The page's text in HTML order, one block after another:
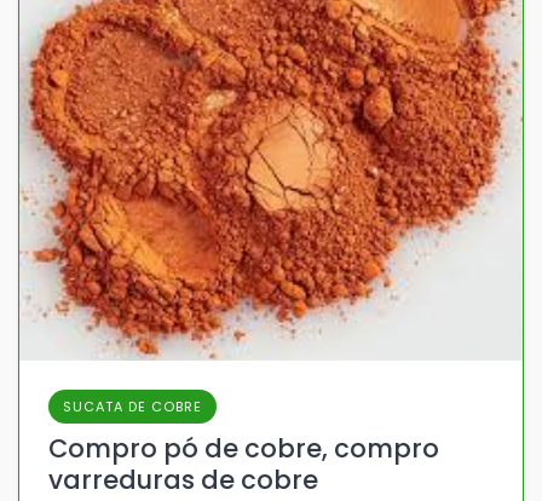
SUCATA DE COBRE
Compro pó de cobre, compro
varreduras de cobre